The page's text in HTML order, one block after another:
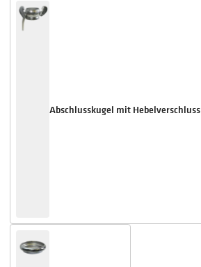
Abschlusskugel mit Hebelverschluss